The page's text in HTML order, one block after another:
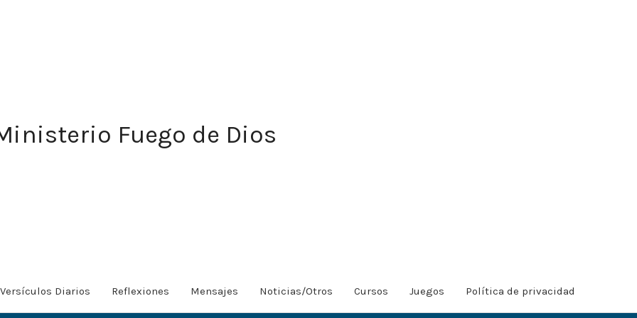
Fuego de Dios
Versículos Diarios Reflexiones Mensajes Noticias/Otros Cursos Juegos Política de privacidad